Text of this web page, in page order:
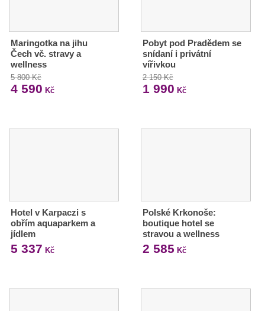
Maringotka na jihu
Čech vč. stravy a
wellness
5 800 Kč
4 590 Kč
Pobyt pod Pradědem se
snídaní i privátní
vířivkou
2 150 Kč
1 990 Kč
Hotel v Karpaczi s
obřím aquaparkem a
jídlem
5 337 Kč
Polské Krkonoše:
boutique hotel se
stravou a wellness
2 585 Kč